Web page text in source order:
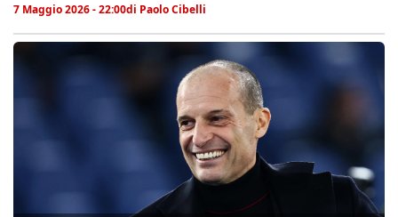
7 Maggio 2026 - 22:00di Paolo Cibelli